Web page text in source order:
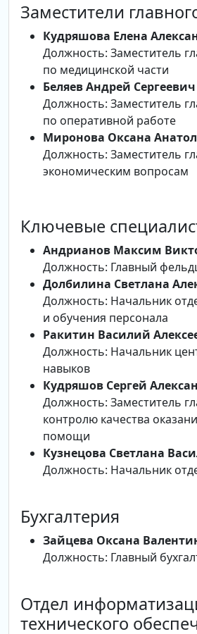
Заместители
Кудряшова Елена
Должность: Заместитель
по медицинской части
Беляев Андрей Сергеевич
Должность: Заместитель
по оперативной работе
Миронова Оксана
Должность: Заместитель
экономическим вопросам
Ключевые
Андрианов Максим
Должность: Главный
Долбилина Светлана
Должность: Начальник
и обучения персонала
Ракитин Василий
Должность: Начальник
навыков
Кудряшов Сергей
Должность: Заместитель
контролю качества
помощи
Кузнецова Светлана
Должность: Начальник
Бухгалтерия
Зайцева Оксана
Должность: Главный
Отдел
технического